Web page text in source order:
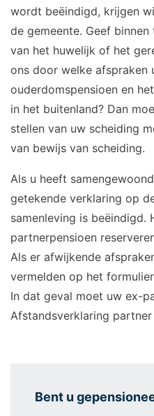
wordt beëindigd, krijgen
de gemeente. Geef
van het huwelijk of het
ons door welke afspraken
ouderdomspensioen en
in het buitenland? Dan
stellen van uw scheiding
van bewijs van scheiding.
Als u heeft
getekende verklaring op
samenleving is beëindigd.
partnerpensioen
Als er afwijkende
vermelden op het
In dat geval moet uw ex-
Afstandsverklaring
Bent u